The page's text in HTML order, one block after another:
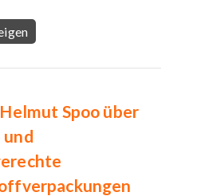
Spoo über